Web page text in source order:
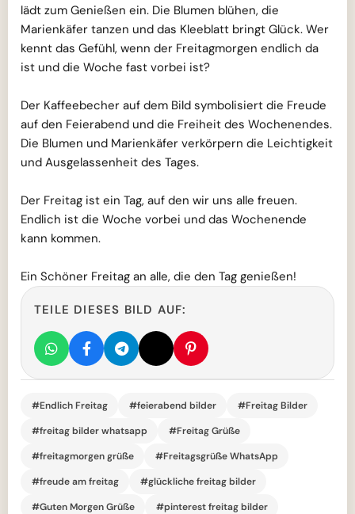
lädt zum Genießen ein. Die Blumen blühen, die
Marienkäfer tanzen und das Kleeblatt bringt Glück. Wer
kennt das Gefühl, wenn der Freitagmorgen endlich da
ist und die Woche fast vorbei ist?
Der Kaffeebecher auf dem Bild symbolisiert die Freude
auf den Feierabend und die Freiheit des Wochenendes.
Die Blumen und Marienkäfer verkörpern die Leichtigkeit
und Ausgelassenheit des Tages.
Der Freitag ist ein Tag, auf den wir uns alle freuen.
Endlich ist die Woche vorbei und das Wochenende
kann kommen.
Ein Schöner Freitag an alle, die den Tag genießen!
TEILE DIESES BILD AUF:
#Endlich Freitag #feierabend bilder
#Freitag Bilder
#freitag bilder whatsapp
#Freitag Grüße
#freitagmorgen grüße
#Freitagsgrüße WhatsApp
#freude am freitag
#glückliche freitag bilder
#Guten Morgen Grüße
#pinterest freitag bilder